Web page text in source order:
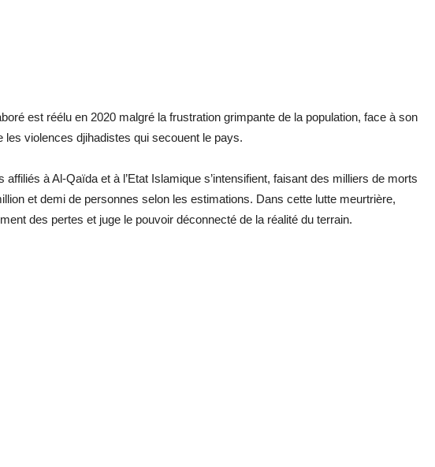
est réélu en 2020 malgré la frustration grimpante de la population, face à son
les violences djihadistes qui secouent le pays.
affiliés à Al-Qaïda et à l’Etat Islamique s’intensifient, faisant des milliers de morts
et demi de personnes selon les estimations. Dans cette lutte meurtrière,
des pertes et juge le pouvoir déconnecté de la réalité du terrain.